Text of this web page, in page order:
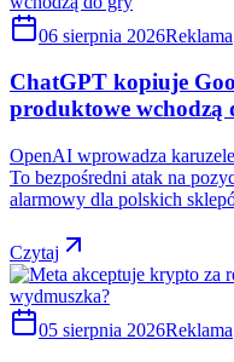
06 sierpnia 2026Reklama
ChatGPT kopiuje
produktowe wchodzą
OpenAI wprowadza
To bezpośredni atak na
alarmowy dla polskich
Czytaj
05 sierpnia 2026Reklama